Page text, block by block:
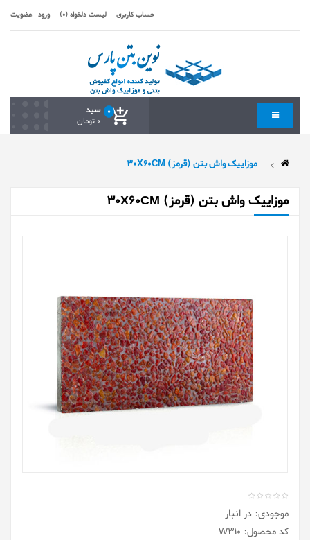
حساب کاربری لیست دلخواه (0) ورود عضویت
سبد 0
0 تومان
موزاییک واش بتن (قرمز) 30X60CM
موزاییک واش بتن (قرمز) 30X60CM
موجودی: در انبار
کد محصول: W310